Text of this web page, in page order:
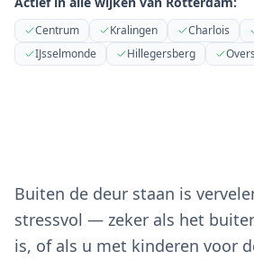
Centrum Kralingen Charlois
IJsselmonde
Hillegersberg
Buiten de deur staan is
stressvol — zeker als het
is, of als u met kinderen voor